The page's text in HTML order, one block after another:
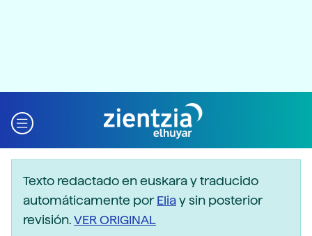
Texto redactado en euskara y traducido
automáticamente porEliay sin posterior
revisión.VER ORIGINAL